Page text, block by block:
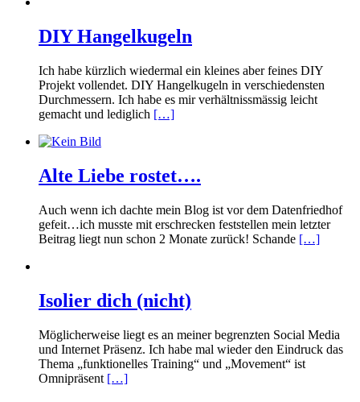
DIY Hangelkugeln
Ich habe kürzlich wiedermal ein kleines aber feines DIY
Projekt vollendet. DIY Hangelkugeln in verschiedensten
Durchmessern. Ich habe es mir verhältnissmässig leicht
gemacht und lediglich […]
Alte Liebe rostet….
Auch wenn ich dachte mein Blog ist vor dem Datenfriedhof
gefeit…ich musste mit erschrecken feststellen mein letzter
Beitrag liegt nun schon 2 Monate zurück! Schande […]
Isolier dich (nicht)
Möglicherweise liegt es an meiner begrenzten Social Media
und Internet Präsenz. Ich habe mal wieder den Eindruck das
Thema „funktionelles Training“ und „Movement“ ist
Omnipräsent […]